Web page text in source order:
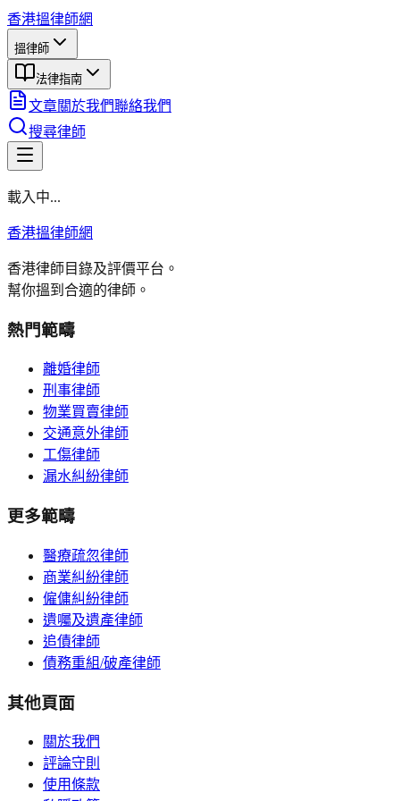
香港搵律師網
搵律師
法律指南
文章關於我們聯絡我們
搜尋律師
載入中...
香港搵律師網
香港律師目錄及評價平台。
幫你搵到合適的律師。
熱門範疇
離婚律師
刑事律師
物業買賣律師
交通意外律師
工傷律師
漏水糾紛律師
更多範疇
醫療疏忽律師
商業糾紛律師
僱傭糾紛律師
遺囑及遺產律師
追債律師
債務重組/破產律師
其他頁面
關於我們
評論守則
使用條款